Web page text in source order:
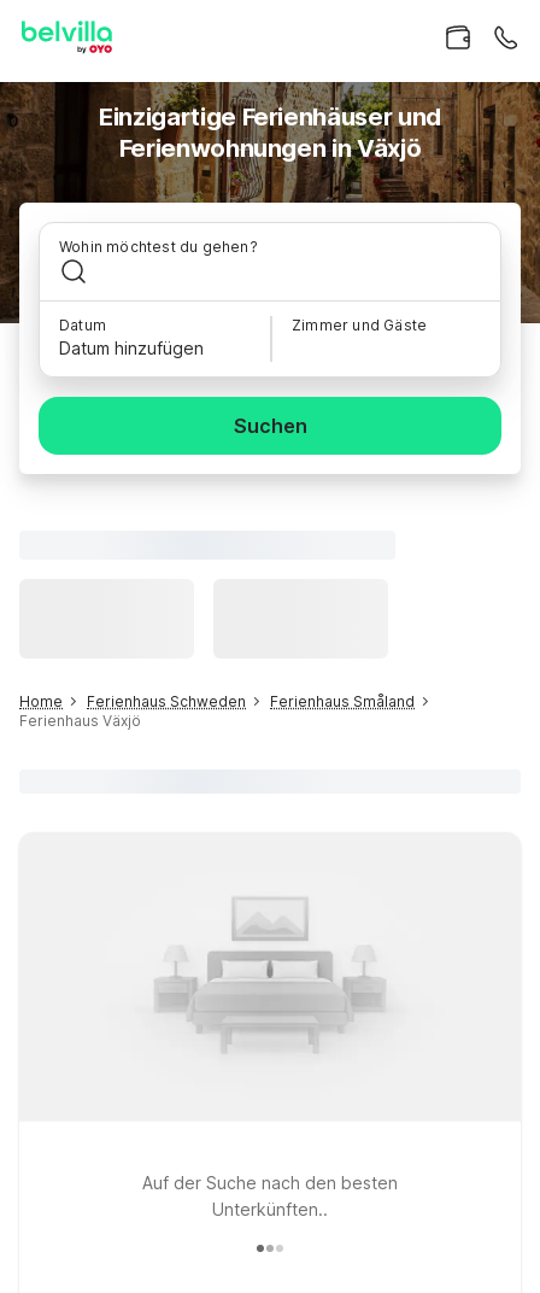
Einzigartige Ferienhäuser und
Ferienwohnungen in Växjö
Wohin möchtest du gehen?
Datum
Datum hinzufügen
Zimmer und Gäste
Suchen
Home Ferienhaus Schweden
Ferienhaus Småland
Ferienhaus Växjö
Auf der Suche nach den besten
Unterkünften..